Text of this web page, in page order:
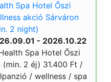
Spa Hotel Őszi
akció Sárváron
2 night)
- 2026.10.22
Spa Hotel Őszi
2 éj) 31.400 Ft /
/ wellness / spa